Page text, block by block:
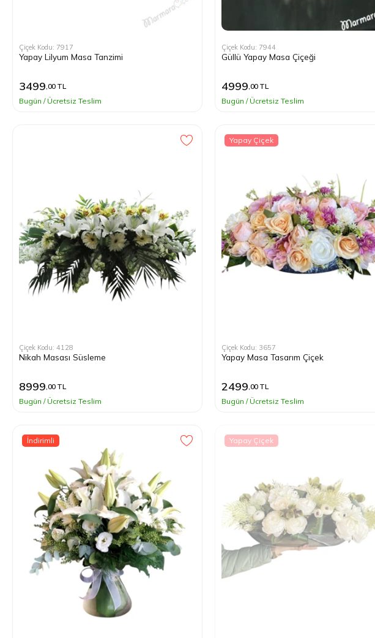
Çiçek Kodu: 7917
Yapay Lilyum Masa Tanzimi
3499 ,00 TL
Bugün / Ücretsiz Teslim
Çiçek Kodu: 7944
Güllü Yapay Masa Çiçeği
4999,00 TL
Bugün / Ücretsiz Teslim
Çiçek Kodu: 4128
Nikah Masası Süsleme
8999 ,00 TL
Bugün / Ücretsiz Teslim
Yapay Çiçek
Çiçek Kodu: 3657
Yapay Masa Tasarım Çiçek
2499 ,00 TL
Bugün / Ücretsiz Teslim
İndirimli Yapay Çiçek